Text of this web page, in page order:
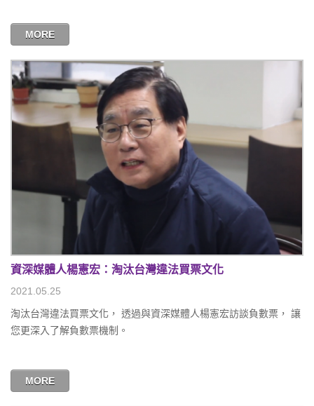
MORE
資深媒體人楊憲宏：淘汰台灣違法買票文化
2021.05.25
淘汰台灣違法買票文化， 透過與資深媒體人楊憲宏訪談負數票， 讓
您更深入了解負數票機制。
MORE